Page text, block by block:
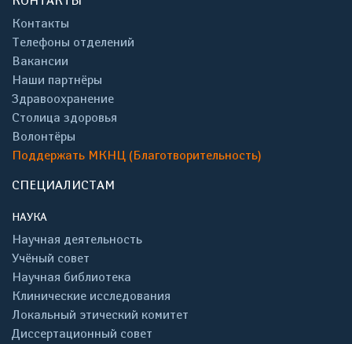
Контакты
Телефоны отделений
Вакансии
Наши партнёры
Здравоохранение
Столица здоровья
Волонтёры
Поддержать МКНЦ (Благотворительность)
СПЕЦИАЛИСТАМ
НАУКА
Научная деятельность
Учёный совет
Научная библиотека
Клинические исследования
Локальный этический комитет
Диссертационный совет